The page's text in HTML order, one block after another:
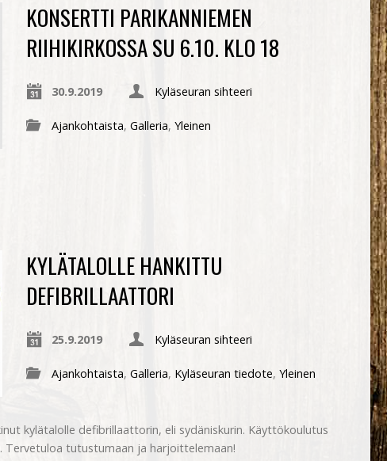
KONSERTTI PARIKANNIEMEN
RIIHIKIRKOSSA SU 6.10. KLO 18
30.9.2019 Kyläseuran sihteeri
Ajankohtaista, Galleria, Yleinen
KYLÄTALOLLE HANKITTU
DEFIBRILLAATTORI
25.9.2019 Kyläseuran sihteeri
Ajankohtaista, Galleria, Kyläseuran tiedote, Yleinen
kylätalolle defibrillaattorin, eli sydäniskurin. Käyttökoulutus
Tervetuloa tutustumaan ja harjoittelemaan!